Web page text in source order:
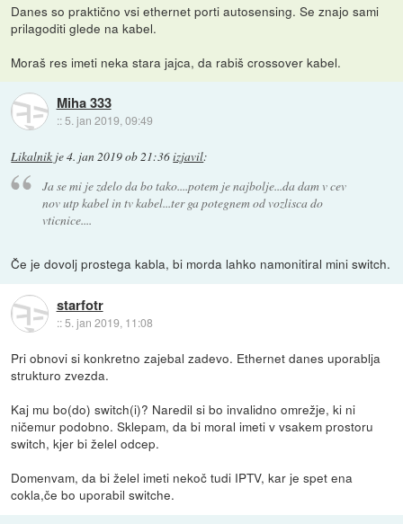
Danes so praktično vsi ethernet porti autosensing. Se znajo sami
prilagoditi glede na kabel.
Moraš res imeti neka stara jajca, da rabiš crossover kabel.
Miha 333
:: 5. jan 2019, 09:49
Likalnik je4. jan 2019 ob 21:36izjavil:
Ja se mi je zdelo da bo tako....potem je najbolje...da dam v cev
nov utp kabel in tv kabel...ter ga potegnem od vozlisca do
vticnice....
Če je dovolj prostega kabla, bi morda lahko namonitiral mini switch.
starfotr
::5. jan 2019, 11:08
Pri obnovi si konkretno zajebal zadevo. Ethernet danes uporablja
strukturo zvezda.
Kaj mu bo(do) switch(i)? Naredil si bo invalidno omrežje, ki ni
ničemur podobno. Sklepam, da bi moral imeti v vsakem prostoru
switch, kjer bi želel odcep.
Domenvam, da bi želel imeti nekoč tudi IPTV, kar je spet ena
cokla,če bo uporabil switche.